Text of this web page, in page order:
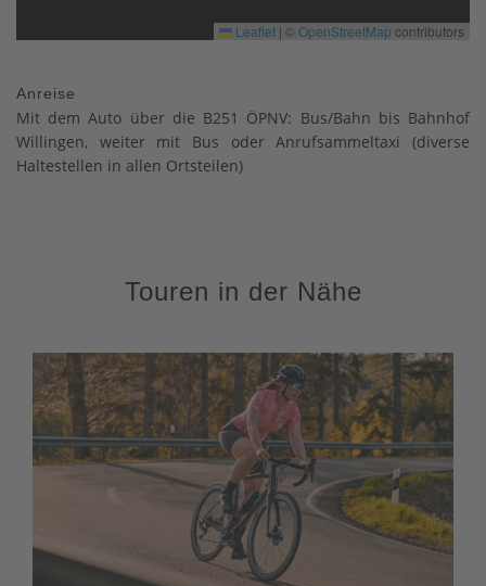
Leaflet | ©OpenStreetMap contributors
Anreise
Mit dem Auto über die B251 ÖPNV: Bus/Bahn bis Bahnhof
Willingen, weiter mit Bus oder Anrufsammeltaxi (diverse
Haltestellen in allen Ortsteilen)
Touren in der Nähe